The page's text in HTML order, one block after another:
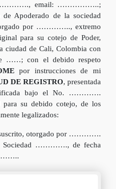
…………., email: ……………..;
Apoderado de la sociedad
por ………….., extremo
para su cotejo de Poder,
ciudad de Cali, Colombia con
con el debido respeto
por instrucciones de mi
DE REGISTRO, presentada
bajo el No. ………….
para su debido cotejo, de los
legalizados:
suscrito, otorgado por ………….
Sociedad …………., de fecha